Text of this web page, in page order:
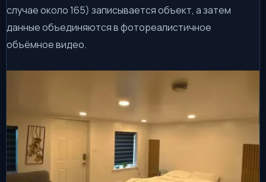
случае около 165) записывается объект, а затем
данные объединяются в фотореалистичное
объёмное видео.